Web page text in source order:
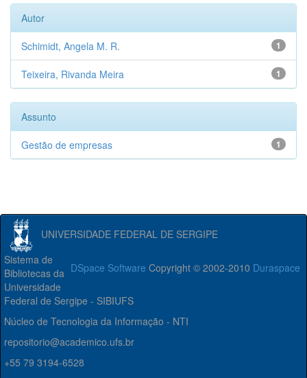
Autor
1
Schimidt, Angela M. R.
1
Teixeira, Rivanda Meira
Assunto
1
Gestão de empresas
UNIVERSIDADE FEDERAL DE SERGIPE
DSpace Software Copyright © 2002-2010 Duraspace
Sistema de
Bibliotecas da
Universidade
Federal de Sergipe - SIBIUFS
Núcleo de Tecnologia da Informação - NTI
repositorio@academico.ufs.br
+55 79 3194-6528